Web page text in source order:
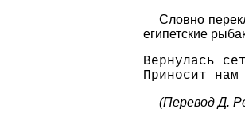
Словно
египетские
Вернулась
Приносит
(Перевод Д.